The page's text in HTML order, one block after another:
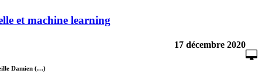
et machine learning
17 décembre 2020
Damien (…)